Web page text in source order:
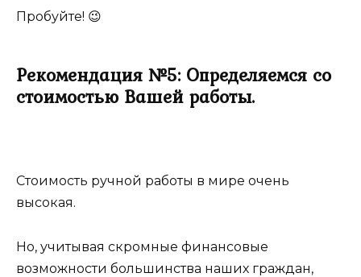
Пробуйте! 😉
Рекомендация №5: Определяемся со
стоимостью Вашей работы.
Стоимость ручной работы в мире очень
высокая.
Но, учитывая скромные финансовые
возможности большинства наших граждан,